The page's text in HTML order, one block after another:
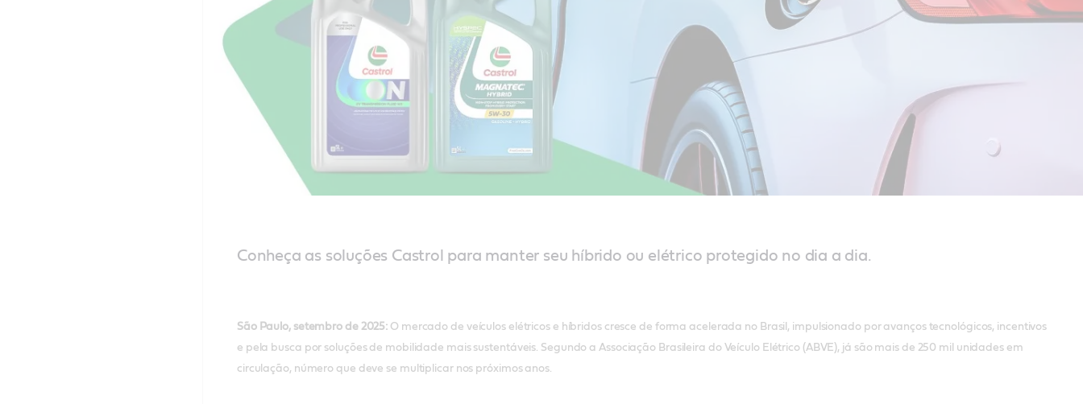
Conheça as soluções Castrol para manter seu híbrido ou elétrico protegido no dia a dia.
São Paulo, setembro de 2025: O mercado de veículos elétricos e híbridos cresce de forma acelerada no Brasil, impulsionado por avanços tecnológicos, incentivos
e pela busca por soluções de mobilidade mais sustentáveis. Segundo a Associação Brasileira do Veículo Elétrico (ABVE), já são mais de 250 mil unidades em
circulação, número que deve se multiplicar nos próximos anos.